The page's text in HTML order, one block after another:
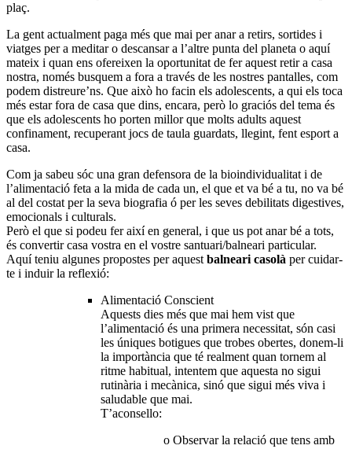
plaç.
La gent actualment paga més que mai per anar a retirs, sortides i
viatges per a meditar o descansar a l’altre punta del planeta o aquí
mateix i quan ens ofereixen la oportunitat de fer aquest retir a casa
nostra, només busquem a fora a través de les nostres pantalles, com
podem distreure’ns. Que això ho facin els adolescents, a qui els toca
més estar fora de casa que dins, encara, però lo graciós del tema és
que els adolescents ho porten millor que molts adults aquest
confinament, recuperant jocs de taula guardats, llegint, fent esport a
casa.
Com ja sabeu sóc una gran defensora de la bioindividualitat i de
l’alimentació feta a la mida de cada un, el que et va bé a tu, no va bé
al del costat per la seva biografia ó per les seves debilitats digestives,
emocionals i culturals.
Però el que si podeu fer així en general, i que us pot anar bé a tots,
és convertir casa vostra en el vostre santuari/balneari particular.
Aquí teniu algunes propostes per aquest balneari casolà per cuidar-
te i induir la reflexió:
Alimentació Conscient
Aquests dies més que mai hem vist que
l’alimentació és una primera necessitat, són casi
les úniques botigues que trobes obertes, donem-li
la importància que té realment quan tornem al
ritme habitual, intentem que aquesta no sigui
rutinària i mecànica, sinó que sigui més viva i
saludable que mai.
T’aconsello:
o Observar la relació que tens amb